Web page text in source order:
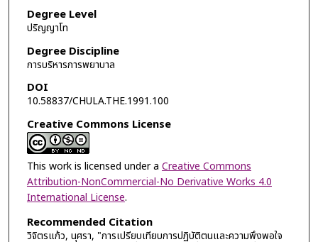
Degree Level
ปริญญาโท
Degree Discipline
การบริหารการพยาบาล
DOI
10.58837/CHULA.THE.1991.100
Creative Commons License
This work is licensed under a Creative Commons
Attribution-NonCommercial-No Derivative Works 4.0
International License.
Recommended Citation
วิจิตรแก้ว, นุศรา, "การเปรียบเทียบการปฏิบัติตนและความพึงพอใจ